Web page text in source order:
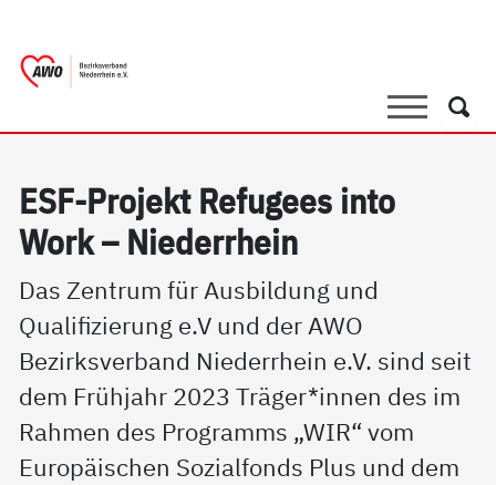
SucheSuche
ESF-Pro­jekt Re­fu­gees in­to
Work – Nie­der­r­hein
Das Zentrum für Ausbildung und
Qualifizierung e.V und der AWO
Bezirksverband Niederrhein e.V. sind seit
dem Frühjahr 2023 Träger*innen des im
Rahmen des Programms „WIR“ vom
Europäischen Sozialfonds Plus und dem